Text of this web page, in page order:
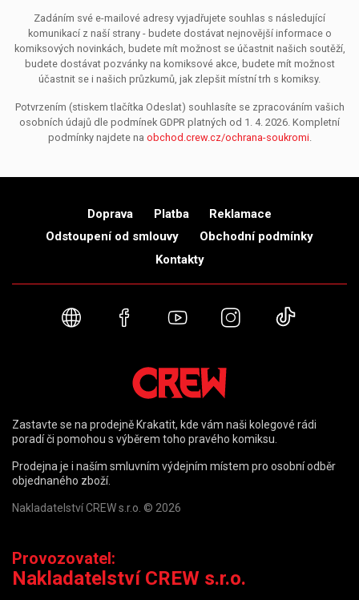
Zadáním své e-mailové adresy vyjadřujete souhlas s následující
komunikací z naší strany - budete dostávat nejnovější informace o
komiksových novinkách, budete mít možnost se účastnit našich soutěží,
budete dostávat pozvánky na komiksové akce, budete mít možnost
účastnit se i našich průzkumů, jak zlepšit místní trh s komiksy.
Potvrzením (stiskem tlačítka Odeslat) souhlasíte se zpracováním vašich
osobních údajů dle podmínek GDPR platných od 1. 4. 2026. Kompletní
podmínky najdete na obchod.crew.cz/ochrana-soukromi.
Doprava Platba
Reklamace
Odstoupení od smlouvy
Obchodní podmínky
Kontakty
Webové stránky
FacebookYouTubeInstagram
Zastavte se na prodejně Krakatit, kde vám naši kolegové rádi
poradí či pomohou s výběrem toho pravého komiksu.
Prodejna je i naším smluvním výdejním místem pro osobní odběr
objednaného zboží.
Nakladatelství CREW s.r.o. © 2026
Provozovatel:
Nakladatelství CREW s.r.o.